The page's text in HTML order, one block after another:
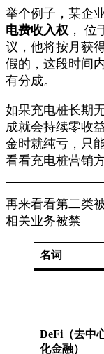
举个例子，某企
电费收入权 ，
议，他将按月获
假的，这段时间
有分成。
如果充电桩长期
成就会持续零收
金时就纯亏，只
看看充电桩营销
再来看看第二类
相关业务被禁
名词
DeFi（去中
化金融）